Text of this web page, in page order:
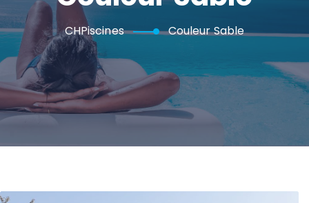
CHPiscines Couleur Sable